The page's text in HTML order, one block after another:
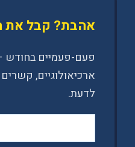
אהבת? קבל את
פעם-פעמיים
ארכיאולוגיים,
לדעת.